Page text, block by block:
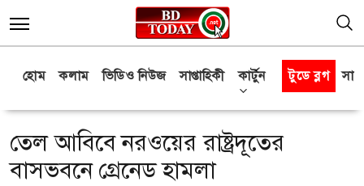
হোম কলাম ভিডিও নিউজ সাপ্তাহিকী কার্টুন টুডে ব্লগ
তেল আবিবে নরওয়ের রাষ্ট্রদূতের
বাসভবনে গ্রেনেড হামলা